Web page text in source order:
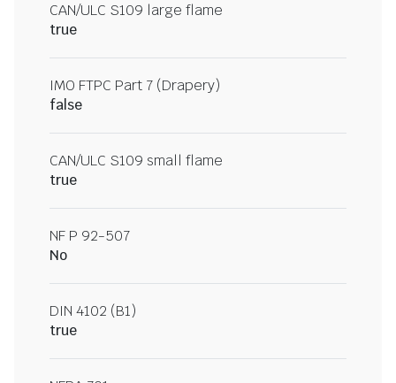
CAN/ULC S109 large flame
true
IMO FTPC Part 7 (Drapery)
false
CAN/ULC S109 small flame
true
NF P 92-507
No
DIN 4102 (B1)
true